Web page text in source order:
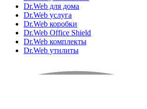
Dr.Web для дома
Dr.Web услуга
Dr.Web коробки
Dr.Web Office Shield
Dr.Web комплекты
Dr.Web утилиты